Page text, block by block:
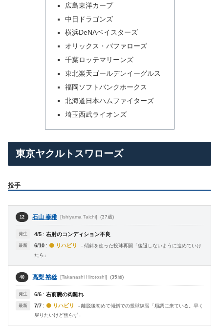
広島東洋カープ
中日ドラゴンズ
横浜DeNAベイスターズ
オリックス・バファローズ
千葉ロッテマリーンズ
東北楽天ゴールデンイーグルス
福岡ソフトバンクホークス
北海道日本ハムファイターズ
埼玉西武ライオンズ
東京ヤクルトスワローズ
投手
12 石山 泰稚 [Ishiyama Taichi] (37歳)
発生 4/5 : 右肘のコンディション不良
最新 6/10 : 🟡 リハビリ
- 傾斜を使った投球再開「後退しないように進めていけ
たら」
40 高梨 裕稔 [Takanashi Hirotoshi] (35歳)
発生 6/6 : 右前腕の肉離れ
最新 7/7 : 🟡 リハビリ
- 離脱後初めて傾斜での投球練習「順調に来ている。早く
戻りたいけど焦らず」